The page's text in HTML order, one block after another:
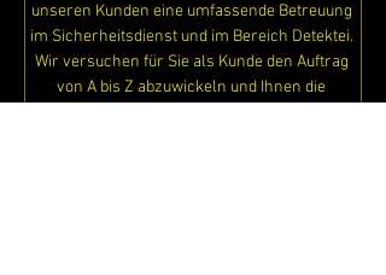
unseren Kunden eine umfassende Betreuung
im Sicherheitsdienst und im Bereich Detektei.
Wir versuchen für Sie als Kunde den Auftrag
von A bis Z abzuwickeln und Ihnen die